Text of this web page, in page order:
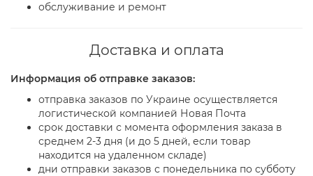
обслуживание и ремонт
Доставка и оплата
Информация об отправке заказов:
отправка заказов по Украине осуществляется
логистической компанией Новая Почта
срок доставки с момента оформления заказа в
среднем 2-3 дня (и до 5 дней, если товар
находится на удаленном складе)
дни отправки заказов с понедельника по субботу